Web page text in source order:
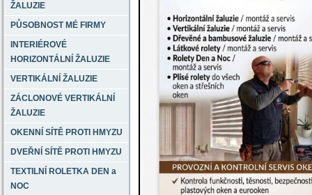
ŽALUZIE
PŮSOBNOST MÉ FIRMY
INTERIÉROVÉ
HORIZONTÁLNÍ ŽALUZIE
VERTIKÁLNÍ ŽALUZIE
ZÁCLONOVÉ VERTIKÁLNÍ
ŽALUZIE
OKENNÍ SÍTĚ PROTI HMYZU
DVEŘNÍ SÍTĚ PROTI HMYZU
TEXTILNÍ ROLETKA DEN a
NOC